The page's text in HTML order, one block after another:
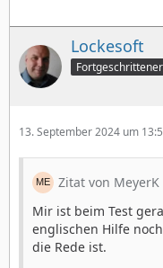
Lockesoft
Fortgeschrittener
13. September 2024 um
Zitat von MeyerK
Mir ist beim Test
englischen Hilfe
die Rede ist.